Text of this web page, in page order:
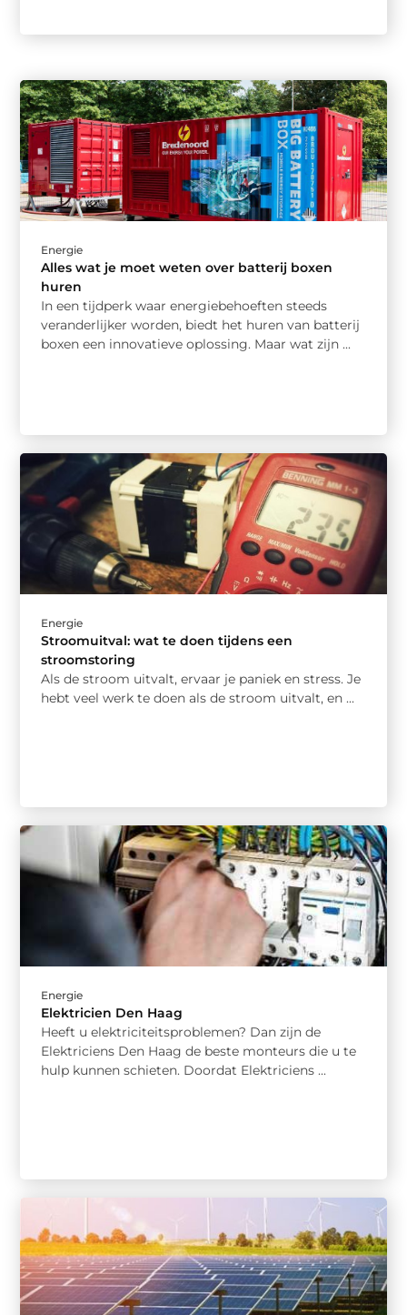
Energie
Alles wat je moet weten over batterij boxen
huren
In een tijdperk waar energiebehoeften steeds
veranderlijker worden, biedt het huren van batterij
boxen een innovatieve oplossing. Maar wat zijn ...
Energie
Stroomuitval: wat te doen tijdens een
stroomstoring
Als de stroom uitvalt, ervaar je paniek en stress. Je
hebt veel werk te doen als de stroom uitvalt, en ...
Energie
Elektricien Den Haag
Heeft u elektriciteitsproblemen? Dan zijn de
Elektriciens Den Haag de beste monteurs die u te
hulp kunnen schieten. Doordat Elektriciens ...